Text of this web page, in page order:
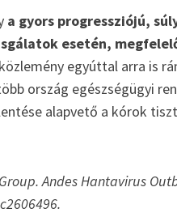
a gyors progressziójú,
esetén,
egyúttal arra is
ország egészségügyi
alapvető a kórok
Andes Hantavirus